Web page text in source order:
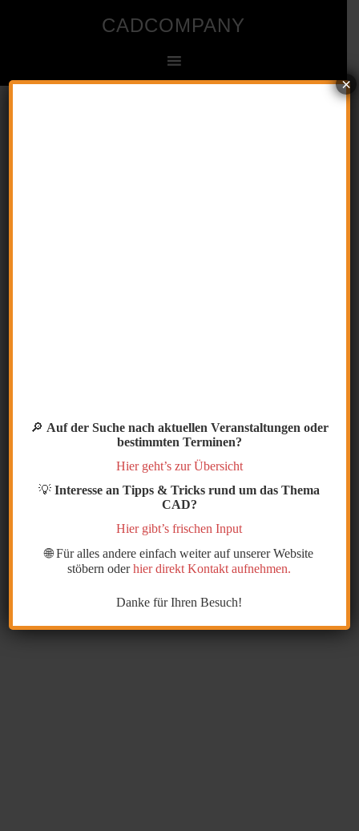
CADCOMPANY
Linien vom Objekt und der Mittellinie.
Sie hat nur Einfluß auf die Befehle Mittellinie und
Mittellinienmarkierung. Die Voreinstellung bei einer
metrischen Vorlage liegt bei 3.5 für den Überstand.
🔎 Auf der Suche nach aktuellen Veranstaltungen oder
bestimmten Terminen?
Hier geht’s zur Übersicht
💡Interesse an Tipps & Tricks rund um das Thema
CAD?
Hier gibt’s frischen Input
🌐 Für alles andere einfach weiter auf unserer Website
stöbern oderhier direkt Kontakt aufnehmen.
Danke für Ihren Besuch!
×